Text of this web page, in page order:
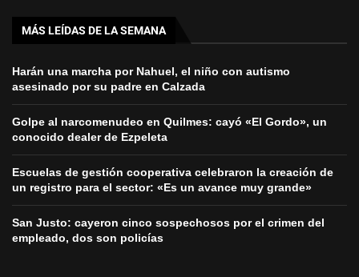
MÁS LEÍDAS DE LA SEMANA
Harán una marcha por Nahuel, el niño con autismo
asesinado por su padre en Calzada
Golpe al narcomenudeo en Quilmes: cayó «El Gordo», un
conocido dealer de Ezpeleta
Escuelas de gestión cooperativa celebraron la creación de
un registro para el sector: «Es un avance muy grande»
San Justo: cayeron cinco sospechosos por el crimen del
empleado, dos son policías